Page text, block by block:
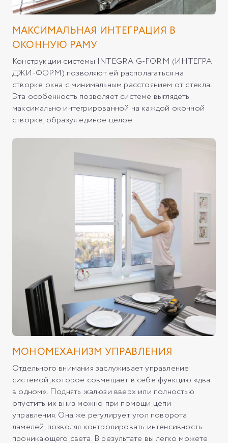
МАКСИМАЛЬНАЯ ИНТЕГРАЦИЯ В
ОКОННУЮ РАМУ
Конструкции системы INTEGRA G-FORM (ИНТЕГРА
ДЖИ-ФОРМ) позволяют ей располагаться на
створке окна с минимальным расстоянием от стекла.
Эта особенность позволяет системе выглядеть
максимально интегрированной на каждой оконной
створке, образуя единое целое.
МОНОМЕХАНИЗМ УПРАВЛЕНИЯ
Отдельного внимания заслуживает управление
системой, которое совмещает в себе функцию «два
в одном». Поднять жалюзи вверх или полностью
опустить их вниз можно при помощи цепи
управления. Она же регулирует угол поворота
ламелей, позволяя контролировать интенсивность
проникающего света. В результате вы легко можете